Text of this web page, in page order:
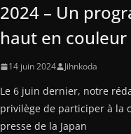
2024 – Un
haut en couleur
14 juin 2024 Jihnkoda
Le 6 juin dernier, notre
privilège de participer à la
presse de la Japan